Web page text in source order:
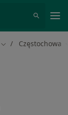
Zmień miasto
Częstochowa